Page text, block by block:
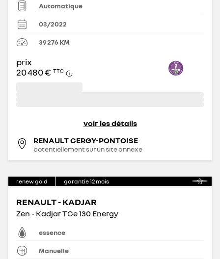
Automatique
03/2022
39 276KM
prix
20 480 € TTC
voir les détails
RENAULT CERGY-PONTOISE
potentiellement sur un site annexe
renew gold garantie12 mois
RENAULT - KADJAR
Zen - Kadjar TCe 130 Energy
essence
Manuelle